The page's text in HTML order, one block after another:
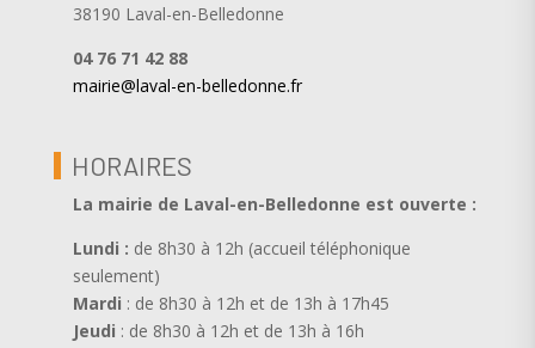
38190 Laval-en-Belledonne
04 76 71 42 88
mairie@laval-en-belledonne.fr
HORAIRES
La mairie de Laval-en-Belledonne est ouverte :
Lundi : de 8h30 à 12h (accueil téléphonique
seulement)
Mardi : de 8h30 à 12h et de 13h à 17h45
Jeudi : de 8h30 à 12h et de 13h à 16h